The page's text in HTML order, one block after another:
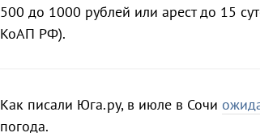
500 до 1000 рублей или арест до 15
КоАП РФ).
Как писали Юга.ру, в июле в Сочи
погода.